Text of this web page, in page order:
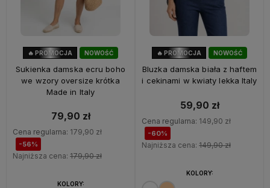
NOWOŚĆ
🔥 PROMOCJA
Sukienka damska ecru boho
we wzory oversize krótka
Made in Italy
79,90 zł
Cena regularna: 179,90 zł
-56%
Najniższa cena: 179,90 zł
KOLORY:
NOWOŚĆ
OKAZJA
🔥 PROMOCJA
Bluzka damska biała z haftem
i cekinami w kwiaty lekka Italy
59,90 zł
Cena regularna: 149,90 zł
-60%
Najniższa cena: 149,90 zł
KOLORY: